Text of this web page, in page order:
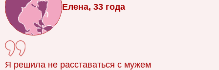
Елена, 33 года
Я решила не расставаться с мужем